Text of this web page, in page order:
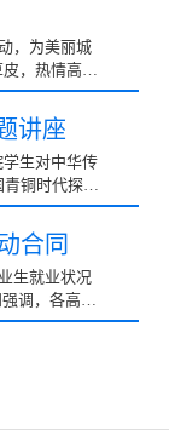
，为美丽城
，热情高
保意...
讲座
生对中华传
青铜时代探
会老师担任此次讲座主讲。 讲座上...
合同
生就业状况
调，各高校
...